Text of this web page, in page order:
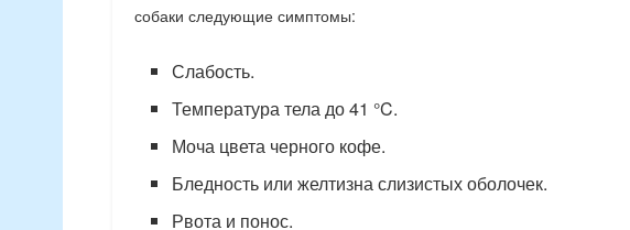
собаки следующие симптомы:
Слабость.
Температура тела до 41 °C.
Моча цвета черного кофе.
Бледность или желтизна слизистых оболочек.
Рвота и понос.